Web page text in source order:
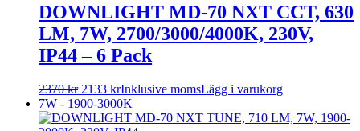
DOWNLIGHT MD-70 NXT CCT, 630
LM, 7W, 2700/3000/4000K, 230V,
IP44 – 6 Pack
2370kr 2133 krInklusive momsLägg i varukorg
7W - 1900-3000K